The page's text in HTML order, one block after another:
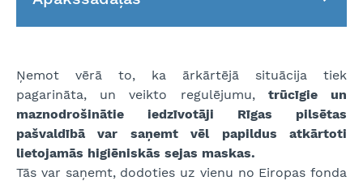
Ņemot vērā to, ka ārkārtējā situācija tiek
pagarināta, un veikto regulējumu, trūcīgie un
maznodrošinātie iedzīvotāji Rīgas pilsētas
pašvaldībā var saņemt vēl papildus atkārtoti
lietojamās higiēniskās sejas maskas.
Tās var saņemt, dodoties uz vienu no Eiropas fonda